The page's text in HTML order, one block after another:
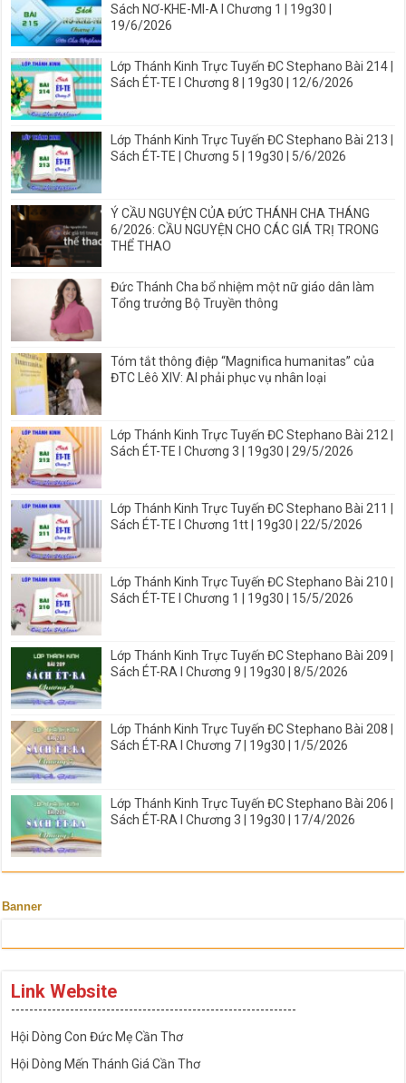
Sách NƠ-KHE-MI-A I Chương 1 | 19g30 |
19/6/2026
Lớp Thánh Kinh Trực Tuyến ĐC Stephano Bài 214 |
Sách ÉT-TE I Chương 8 | 19g30 | 12/6/2026
Lớp Thánh Kinh Trực Tuyến ĐC Stephano Bài 213 |
Sách ÉT-TE | Chương 5 | 19g30 | 5/6/2026
Ý CẦU NGUYỆN CỦA ĐỨC THÁNH CHA THÁNG
6/2026: CẦU NGUYỆN CHO CÁC GIÁ TRỊ TRONG
THỂ THAO
Đức Thánh Cha bổ nhiệm một nữ giáo dân làm
Tổng trưởng Bộ Truyền thông
Tóm tắt thông điệp “Magnifica humanitas” của
ĐTC Lêô XIV: AI phải phục vụ nhân loại
Lớp Thánh Kinh Trực Tuyến ĐC Stephano Bài 212 |
Sách ÉT-TE I Chương 3 | 19g30 | 29/5/2026
Lớp Thánh Kinh Trực Tuyến ĐC Stephano Bài 211 |
Sách ÉT-TE I Chương 1tt | 19g30 | 22/5/2026
Lớp Thánh Kinh Trực Tuyến ĐC Stephano Bài 210 |
Sách ÉT-TE I Chương 1 | 19g30 | 15/5/2026
Lớp Thánh Kinh Trực Tuyến ĐC Stephano Bài 209 |
Sách ÉT-RA I Chương 9 | 19g30 | 8/5/2026
Lớp Thánh Kinh Trực Tuyến ĐC Stephano Bài 208 |
Sách ÉT-RA I Chương 7 | 19g30 | 1/5/2026
Lớp Thánh Kinh Trực Tuyến ĐC Stephano Bài 206 |
Sách ÉT-RA I Chương 3 | 19g30 | 17/4/2026
Banner
Link Website
---------------------------------------------------------------
Hội Dòng Con Đức Mẹ Cần Thơ
Hội Dòng Mến Thánh Giá Cần Thơ